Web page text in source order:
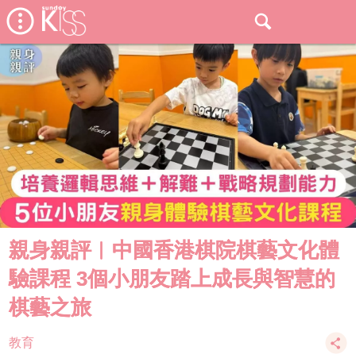
親身親評︱中國香港棋院棋藝文化體
驗課程 3個小朋友踏上成長與智慧的
棋藝之旅
教育